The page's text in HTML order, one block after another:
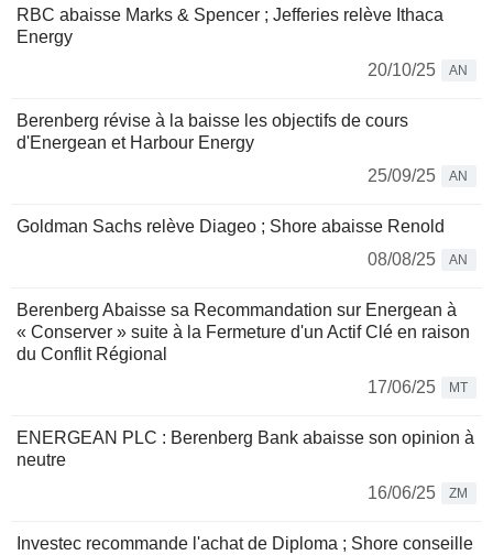
RBC abaisse Marks & Spencer ; Jefferies relève Ithaca
Energy
20/10/25
AN
Berenberg révise à la baisse les objectifs de cours
d'Energean et Harbour Energy
25/09/25
AN
Goldman Sachs relève Diageo ; Shore abaisse Renold
08/08/25
AN
Berenberg Abaisse sa Recommandation sur Energean à
« Conserver » suite à la Fermeture d'un Actif Clé en raison
du Conflit Régional
17/06/25
MT
ENERGEAN PLC : Berenberg Bank abaisse son opinion à
neutre
16/06/25
ZM
Investec recommande l'achat de Diploma ; Shore conseille